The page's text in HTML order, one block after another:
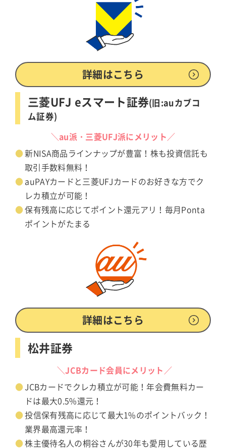
詳細はこちら
三菱UFJ eスマート証券(旧:auカブコ
ム証券)
＼au派・三菱UFJ派にメリット／
新NISA商品ラインナップが豊富！株も投資信託も
取引手数料無料！
auPAYカードと三菱UFJカードのお好きな方でク
レカ積立が可能！
保有残高に応じてポイント還元アリ！毎月Ponta
ポイントがたまる
詳細はこちら
松井証券
＼JCBカード会員にメリット／
JCBカードでクレカ積立が可能！年会費無料カー
ドは最大0.5%還元！
投信保有残高に応じて最大1%のポイントバック！
業界最高還元率！
株主優待名人の桐谷さんが30年も愛用している歴